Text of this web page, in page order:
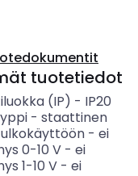
tuotetiedot
(IP) - IP20
- staattinen
- ei
0-10 V- ei
1-10 V- ei